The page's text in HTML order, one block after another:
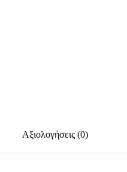
Αξιολογήσεις (0)